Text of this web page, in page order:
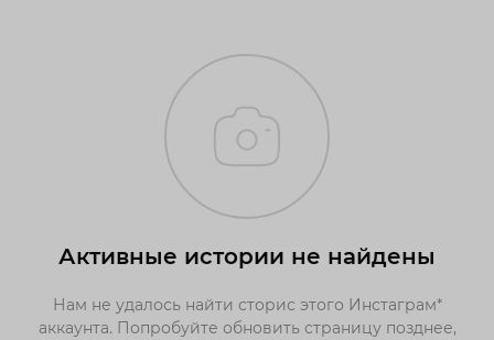
Активные истории не найдены
Нам не удалось найти сторис этого Инстаграм*
аккаунта. Попробуйте обновить страницу позднее,